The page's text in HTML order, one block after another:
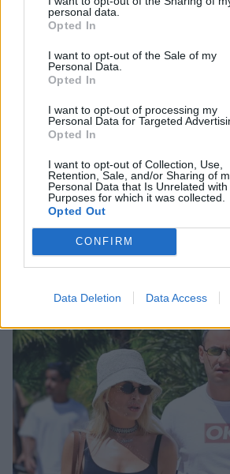
personal data.
Opted In
I want to opt-out of the Sale of my
Personal Data.
Opted In
I want to opt-out of processing my
Personal Data for Targeted
Opted In
I want to opt-out of Collection, Use,
Retention, Sale, and/or Sharing of
Personal Data that Is Unrelated
Purposes for which it was collected.
Opted Out
CONFIRM
Data Deletion Data Access
Μελέτης Ηλίας στο ΟΚ!:
χρόνια ψυχοθεραπεία και με
πάρα πολύ. Σταμάτησα να
εγωιστής»